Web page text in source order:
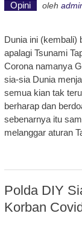
Opini oleh
Dunia ini (kembali)
apalagi Tsunami
Corona namanya
sia-sia Dunia
semua kian tak
berharap dan
sebenarnya itu
melanggar aturan
Polda DIY
Korban